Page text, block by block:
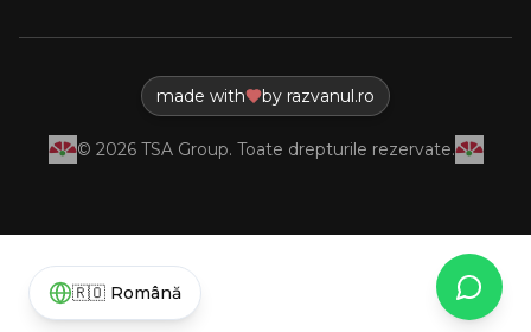
made with by razvanul.ro
© 2026TSA Group. Toate drepturile rezervate.
🇷🇴 Română